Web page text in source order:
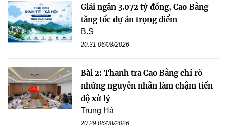
Giải ngân 3.072 tỷ đồng, Cao Bằng
tăng tốc dự án trọng điểm
B.S
20:31 06/08/2026
Bài 2: Thanh tra Cao Bằng chỉ rõ
những nguyên nhân làm chậm tiến
độ xử lý
Trung Hà
20:29 06/08/2026